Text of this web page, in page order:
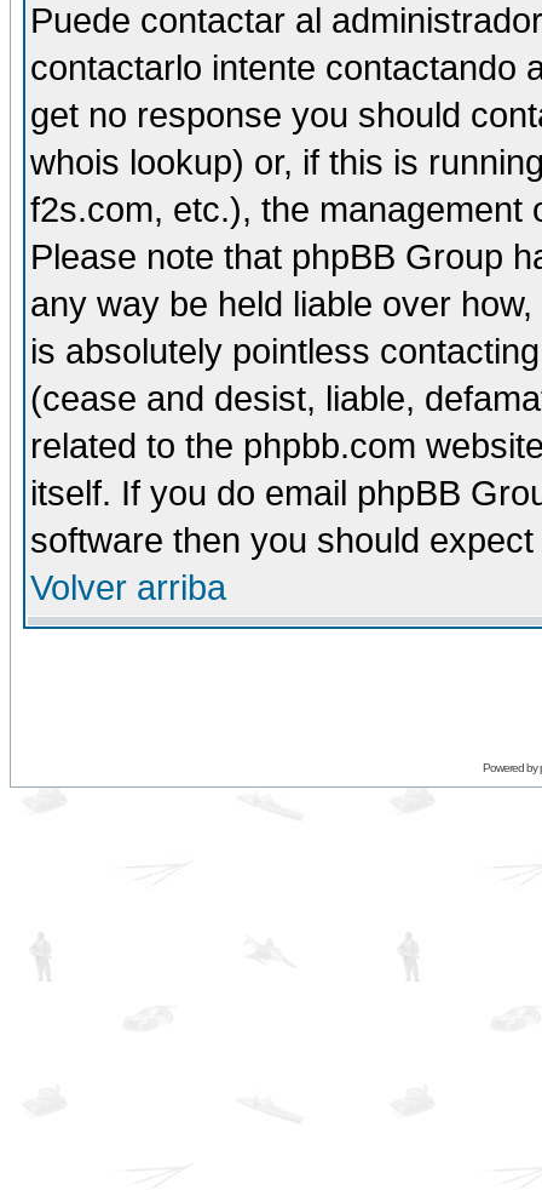
Puede contactar al
contactarlo intente contactando
get no response you should
whois lookup) or, if this is
f2s.com, etc.), the management
Please note that phpBB Group
any way be held liable over
is absolutely pointless
(cease and desist, liable,
related to the phpbb.com
itself. If you do email phpBB
software then you should
Volver arriba
Powered by